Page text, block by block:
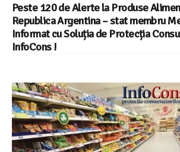
Peste 120 de Alerte la Produse
Republica Argentina – stat membru
Informat cu Soluția de Protecția
InfoCons !